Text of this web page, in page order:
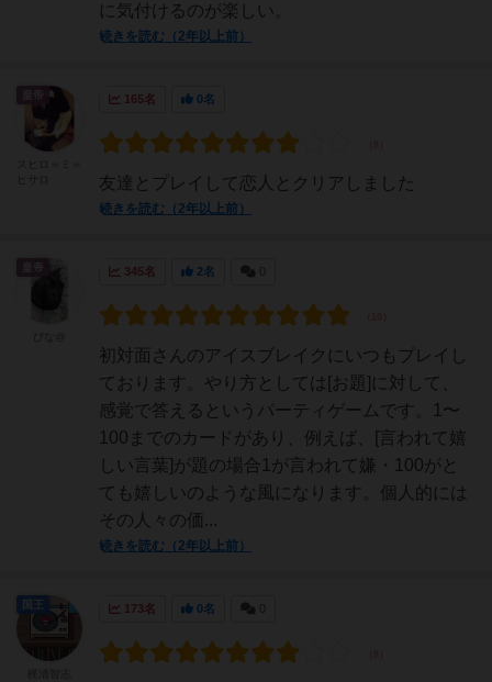
に気付けるのが楽しい。
続きを読む（2年以上前）
165名 0名
友達とプレイして恋人とクリアしました
続きを読む（2年以上前）
345名 2名
初対面さんのアイスブレイクにいつもプレイし
ております。やり方としては[お題]に対して、
感覚で答えるというパーティゲームです。1〜
100までのカードがあり、例えば、[言われて嬉
しい言葉]が題の場合1が言われて嫌・100がと
ても嬉しいのような風になります。個人的には
その人々の価...
続きを読む（2年以上前）
173名 0名
国王